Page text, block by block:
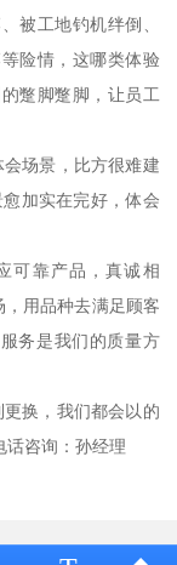
被工地钓机绊倒、
险情，这哪类体验
蹩脚蹩脚，让员工
场景，比方很难建
加实在完好，体会
可靠产品，真诚相
，用品种去满足顾客
务是我们的质量方
，我们都会以的
话咨询：孙经理